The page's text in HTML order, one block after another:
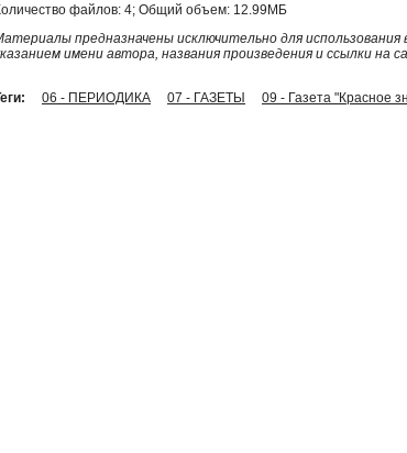
файлов: 4; Общий объем: 12.99МБ
предназначены исключительно для
имени автора, названия произведения и ссылки на
06 - ПЕРИОДИКА 07 - ГАЗЕТЫ 09 - Газета "Красное